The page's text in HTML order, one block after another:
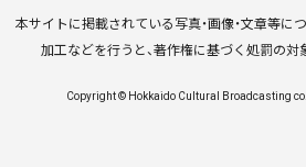
本サイトに掲載されている写真・画像・文章等につ
加工などを行うと、著作権に基づく処罰の対
Copyright © Hokkaido Cultural Broadcasting